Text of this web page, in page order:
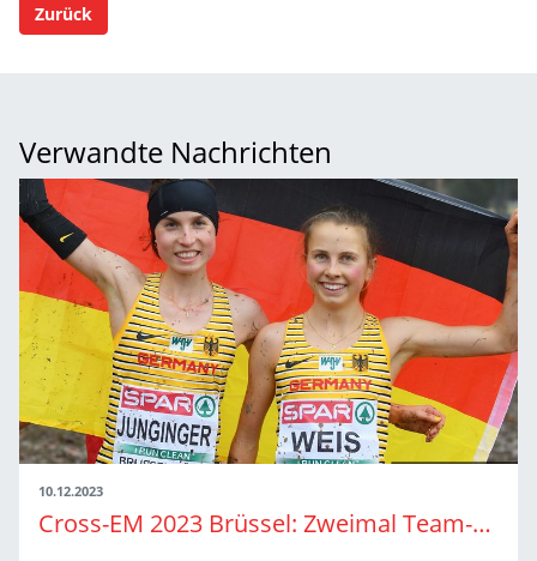
Zurück
Verwandte Nachrichten
10.12.2023
Cross-EM 2023 Brüssel: Zweimal Team-Silber für DLV-Nachwuchsläuferinnen